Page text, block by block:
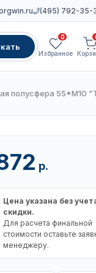
(495) 792-35-
0
Избранное
полусфера 55*M10
р.
Цена указана без
скидки.
Для расчета финальной
стоимости оставьте
менеджеру.